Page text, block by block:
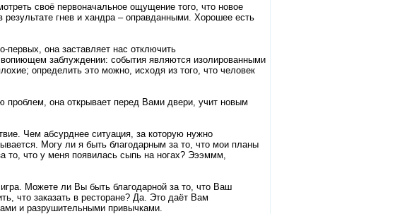
своё первоначальное ощущение того, что новое
гнев и хандра – оправданными. Хорошее есть
первых, она заставляет нас отключить
заблуждении: события являются изолированными
определить это можно, исходя из того, что человек
проблем, она открывает перед Вами двери, учит новым
Чем абсурднее ситуация, за которую нужно
Могу ли я быть благодарным за то, что мои планы
что у меня появилась сыпь на ногах? Эээммм,
Можете ли Вы быть благодарной за то, что Ваш
что заказать в ресторане? Да. Это даёт Вам
и разрушительными привычками.